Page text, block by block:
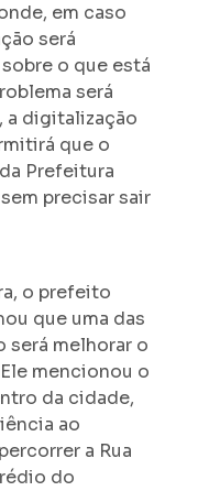
em caso
será
o que está
será
a digitalização
que o
Prefeitura
precisar sair
o prefeito
que uma das
será melhorar o
mencionou o
da cidade,
ao
a Rua
do